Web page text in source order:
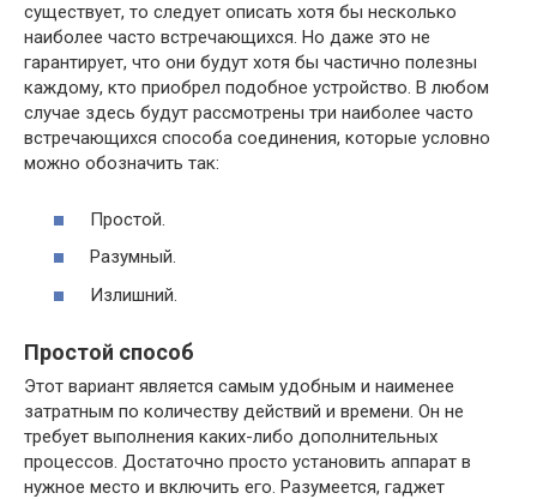
существует, то следует описать хотя бы несколько
наиболее часто встречающихся. Но даже это не
гарантирует, что они будут хотя бы частично полезны
каждому, кто приобрел подобное устройство. В любом
случае здесь будут рассмотрены три наиболее часто
встречающихся способа соединения, которые условно
можно обозначить так:
Простой.
Разумный.
Излишний.
Простой способ
Этот вариант является самым удобным и наименее
затратным по количеству действий и времени. Он не
требует выполнения каких-либо дополнительных
процессов. Достаточно просто установить аппарат в
нужное место и включить его. Разумеется, гаджет